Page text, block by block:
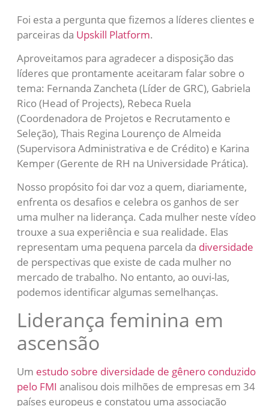
Foi esta a pergunta que fizemos a líderes clientes e
parceiras da Upskill Platform.
Aproveitamos para agradecer a disposição das
líderes que prontamente aceitaram falar sobre o
tema: Fernanda Zancheta (Líder de GRC), Gabriela
Rico (Head of Projects), Rebeca Ruela
(Coordenadora de Projetos e Recrutamento e
Seleção), Thais Regina Lourenço de Almeida
(Supervisora Administrativa e de Crédito) e Karina
Kemper (Gerente de RH na Universidade Prática).
Nosso propósito foi dar voz a quem, diariamente,
enfrenta os desafios e celebra os ganhos de ser
uma mulher na liderança. Cada mulher neste vídeo
trouxe a sua experiência e sua realidade. Elas
representam uma pequena parcela da diversidade
de perspectivas que existe de cada mulher no
mercado de trabalho. No entanto, ao ouvi-las,
podemos identificar algumas semelhanças.
Liderança feminina em
ascensão
Um estudo sobre diversidade de gênero conduzido
pelo FMI analisou dois milhões de empresas em 34
países europeus e constatou uma associação